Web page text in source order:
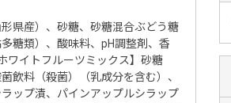
形県産）、砂糖、砂糖混合ぶどう糖
糖類）、酸味料、pH調整剤、香
ワイトフルーツミックス】砂糖
飲料（殺菌）（乳成分を含む）、
ップ漬、パインアップルシラップ